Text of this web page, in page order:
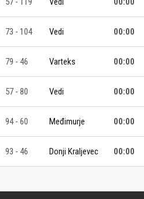
73 - 104 Vedi 00:00
79 - 46 Varteks 00:00
57 - 80 Vedi 00:00
94 - 60 Međimurje 00:00
93 - 46 Donji Kraljevec 00:00